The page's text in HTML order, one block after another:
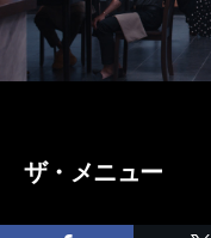
ザ・メニュー